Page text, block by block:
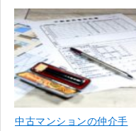
中古マンションの仲介手